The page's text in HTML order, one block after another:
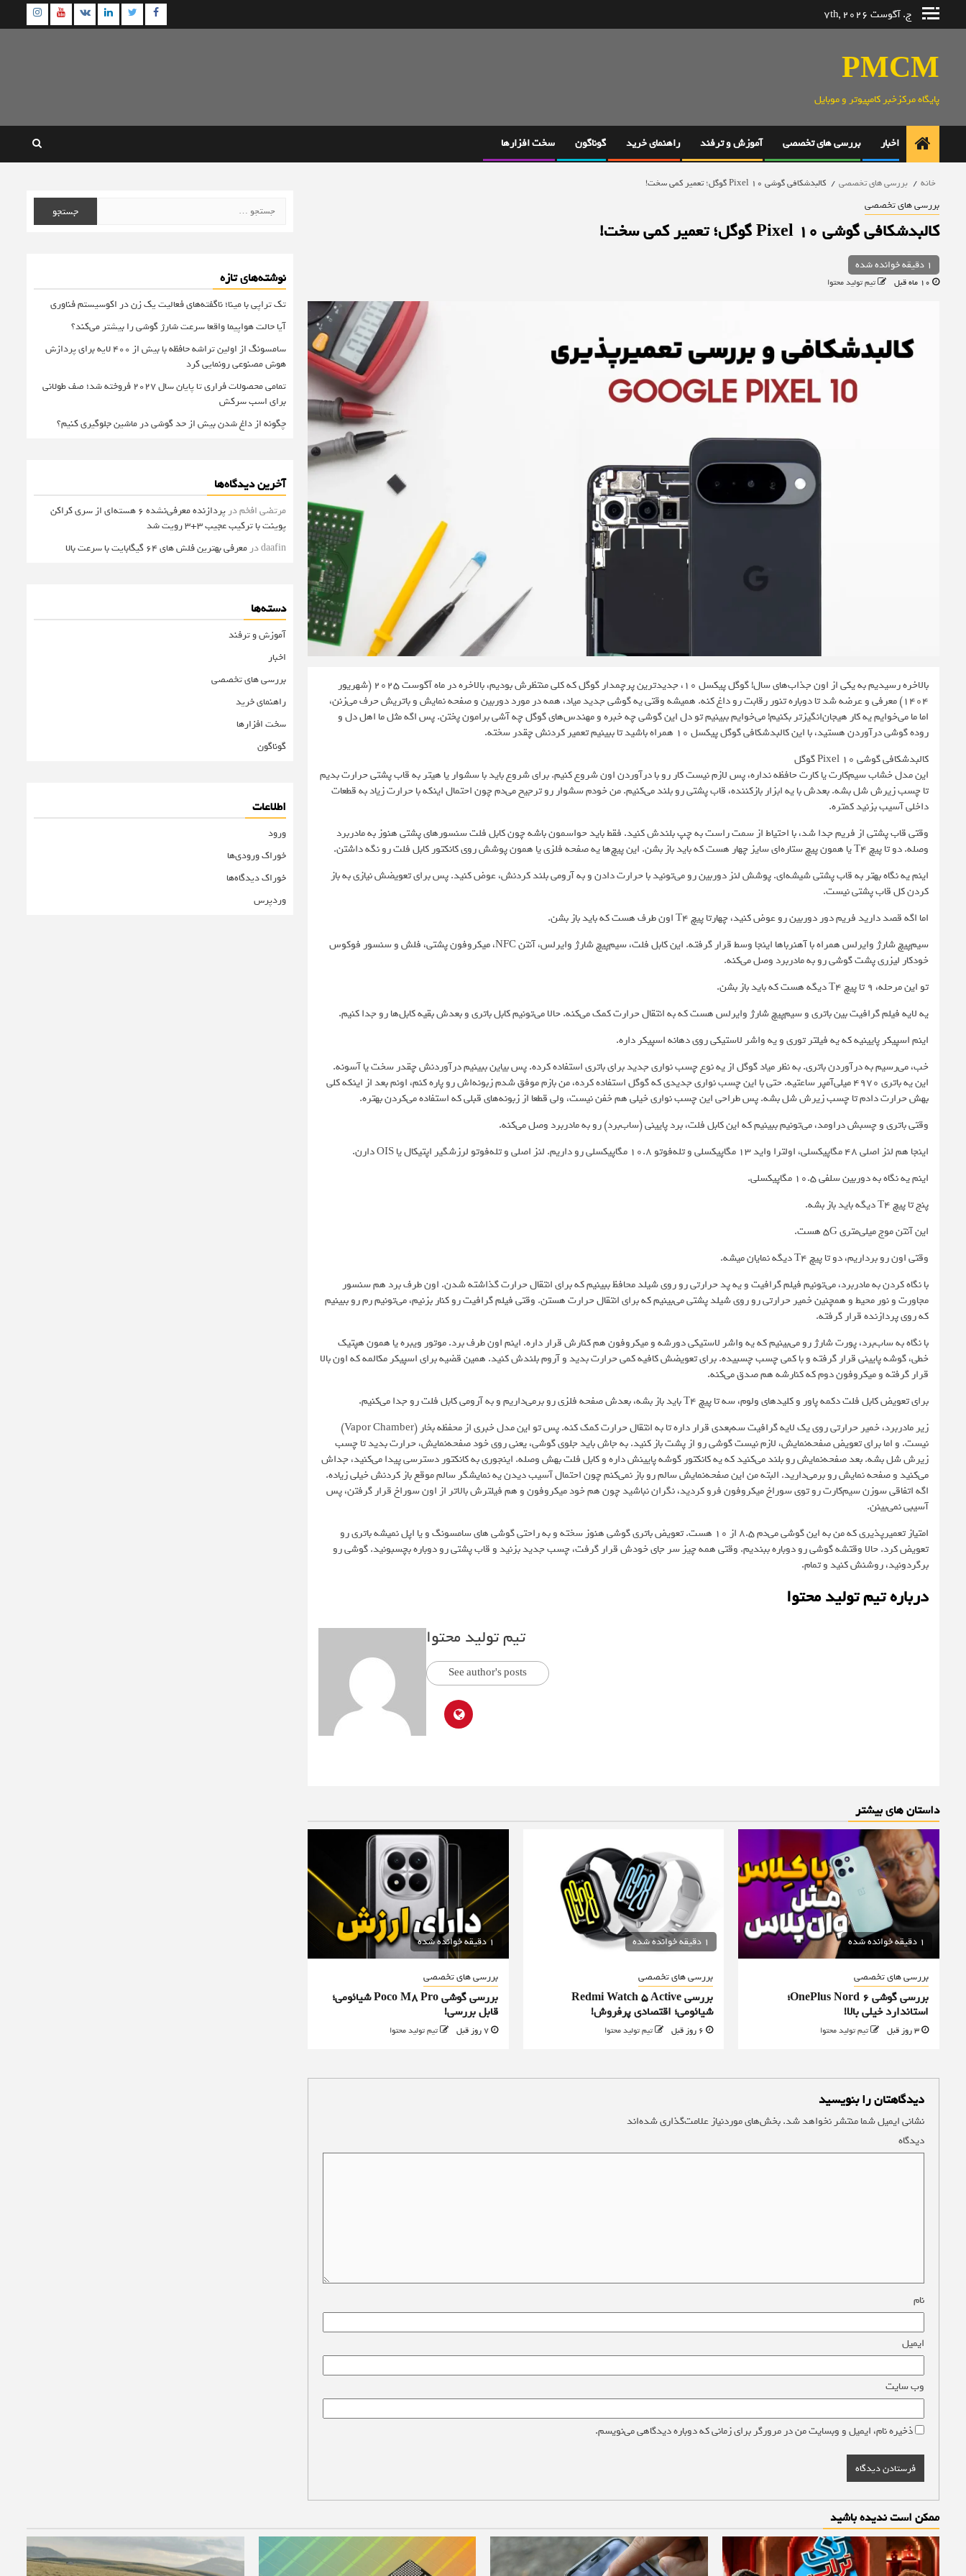
ج. آگوست 7th, 2026 Facebook
Twitter
Linkedin
VK
PMCM
پایگاه مرکزخبر کامپیوتر و موبایل
اخبار بررسی های تخصصی آموزش و ترفند راهنمای خرید گوناگون سخت افزارها
خانه بررسی های تخصصی کالبدشکافی گوشی Pixel 10 گوگل؛ تعمیر کمی سخت!
بررسی های تخصصی
کالبدشکافی گوشی Pixel 10 گوگل؛ تعمیر کمی سخت!
1 دقیقه خوانده شده
تیم تولید محتوا
بالاخره رسیدیم به یکی از اون جذاب‌های سال! گوگل پیکسل ۱۰، جدیدترین پرچمدار گوگل که کلی منتظرش بودیم، بالاخره در ماه آگوست ۲۰۲۵ (شهریور
۱۴۰۴) معرفی و عرضه شد تا دوباره تنور رقابت رو داغ کنه. همیشه وقتی یه گوشی جدید میاد، همه در مورد دوربین و صفحه‌ نمایش و باتریش حرف می‌زنن،
اما ما می‌خوایم یه کار هیجان‌انگیزتر بکنیم! می‌خوایم ببینیم تو دل این گوشی چه خبره و مهندس‌های گوگل چه آشی برامون پختن. پس اگه مثل ما اهل دل و
روده گوشی درآوردن هستید، با این کالبدشکافی گوگل پیکسل 10 همراه باشید تا ببینیم تعمیر کردنش چقدر سخته.
کالبدشکافی گوشی Pixel 10 گوگل
این مدل خشاب سیم‌کارت یا کارت حافظه نداره، پس لازم نیست کار رو با درآوردن اون شروع کنیم. برای شروع باید با سشوار یا هیتر به قاب پشتی حرارت بدیم
تا چسب زیرش شل بشه. بعدش با یه ابزار بازکننده، قاب پشتی رو بلند می‌کنیم. من خودم سشوار رو ترجیح می‌دم چون احتمال اینکه با حرارت زیاد به قطعات
داخلی آسیب بزنید کمتره.
وقتی قاب پشتی از فریم جدا شد، با احتیاط از سمت راست به چپ بلندش کنید. فقط باید حواسمون باشه چون کابل فلت سنسورهای پشتی هنوز به مادربرد
وصله. دو تا پیچ T4 یا همون پیچ ستاره‌ای سایز چهار هست که باید باز بشن. این پیچ‌ها یه صفحه فلزی یا همون پوشش روی کانکتور کابل فلت رو نگه داشتن.
اینم یه نگاه بهتر به قاب پشتی شیشه‌ای. پوشش لنز دوربین رو می‌تونید با حرارت دادن و به آرومی بلند کردنش، عوض کنید. پس برای تعویضش نیازی به باز
کردن کل قاب پشتی نیست.
اما اگه قصد دارید فریم دور دوربین رو عوض کنید، چهارتا پیچ T4 اون طرف هست که باید باز بشن.
سیم‌پیچ شارژ وایرلس همراه با آهنرباها اینجا وسط قرار گرفته. این کابل فلت، سیم‌پیچ شارژ وایرلس، آنتن NFC، میکروفون پشتی، فلش و سنسور فوکوس
خودکار لیزری پشت گوشی رو به مادربرد وصل می‌کنه.
تو این مرحله، ۹ تا پیچ T4 دیگه هست که باید باز بشن.
یه لایه فیلم گرافیت بین باتری و سیم‌پیچ شارژ وایرلس هست که به انتقال حرارت کمک می‌کنه. حالا می‌تونیم کابل باتری و بعدش بقیه کابل‌ها رو جدا کنیم.
اینم اسپیکر پایینیه که یه فیلتر توری و یه واشر لاستیکی روی دهانه اسپیکر داره.
خب، می‌رسیم به درآوردن باتری. به نظر میاد گوگل از یه نوع چسب نواری جدید برای باتری استفاده کرده. پس بیاین ببینیم درآوردنش چقدر سخت یا آسونه.
این یه باتری ۴۹۷۰ میلی‌آمپر ساعتیه. حتی با این چسب نواری جدیدی که گوگل استفاده کرده، من بازم موفق شدم زبونه‌اش رو پاره کنم، اونم بعد از اینکه کلی
بهش حرارت دادم تا چسب زیرش شل بشه. پس طراحی این چسب نواری خیلی هم خفن نیست، ولی قطعا از زبونه‌های قبلی که استفاده می‌کردن بهتره.
وقتی باتری و چسبش دراومد، می‌تونیم ببینیم که این کابل فلت، برد پایینی (ساب‌برد) رو به مادربرد وصل می‌کنه.
اینجا هم لنز اصلی ۴۸ مگاپیکسلی، اولترا واید ۱۳ مگاپیکسلی و تله‌فوتو ۱۰.۸ مگاپیکسلی رو داریم. لنز اصلی و تله‌فوتو لرزشگیر اپتیکال یا OIS دارن.
اینم یه نگاه به دوربین سلفی ۱۰.۵ مگاپیکسلی.
پنج تا پیچ T4 دیگه باید باز بشه.
این آنتن موج میلی‌متری 5G هست.
وقتی اون رو برداریم، دو تا پیچ T4 دیگه نمایان میشه.
با نگاه کردن به مادربرد، می‌تونیم فیلم گرافیت و یه پد حرارتی رو روی شیلد محافظ ببینیم که برای انتقال حرارت گذاشته شدن. اون طرف برد هم سنسور
مجاورت و نور محیط و همچنین خمیر حرارتی رو روی شیلد پشتی می‌بینیم که برای انتقال حرارت هستن. وقتی فیلم گرافیت رو کنار بزنیم، می‌تونیم رم رو ببینیم
که روی پردازنده قرار گرفته.
با نگاه به ساب‌برد، پورت شارژ رو می‌بینیم که یه واشر لاستیکی دورشه و میکروفون هم کنارش قرار داره. اینم اون طرف برد. موتور ویبره یا همون هپتیک
خطی، گوشه پایینی قرار گرفته و با کمی چسب چسبیده. برای تعویضش کافیه کمی حرارت بدید و آروم بلندش کنید. همین قضیه برای اسپیکر مکالمه که اون بالا
قرار گرفته و میکروفون دوم که کنارشه هم صدق می‌کنه.
برای تعویض کابل فلت دکمه پاور و کلیدهای ولوم، سه تا پیچ T4 باید باز بشه، بعدش صفحه فلزی رو برمی‌داریم و به آرومی کابل فلت رو جدا می‌کنیم.
زیر مادربرد، خمیر حرارتی روی یک لایه گرافیت سه‌بعدی قرار داره تا به انتقال حرارت کمک کنه. پس تو این مدل خبری از محفظه بخار (Vapor Chamber)
نیست. و اما برای تعویض صفحه‌نمایش، لازم نیست گوشی رو از پشت باز کنید. به جاش باید جلوی گوشی، یعنی روی خود صفحه‌نمایش، حرارت بدید تا چسب
زیرش شل بشه. بعد صفحه‌نمایش رو بلند می‌کنید که یه کانکتور گوشه پایینش داره و کابل فلت بهش وصله. اینجوری به کانکتور دسترسی پیدا می‌کنید، جداش
می‌کنید و صفحه‌ نمایش رو برمی‌دارید. البته من این صفحه‌نمایش سالم رو باز نمی‌کنم چون احتمال آسیب دیدن یه نمایشگر سالم موقع باز کردنش خیلی زیاده.
اگه اتفاقی سوزن سیم‌کارت رو توی سوراخ میکروفون فرو کردید، نگران نباشید چون هم خود میکروفون و هم فیلترش بالاتر از اون سوراخ قرار گرفتن، پس
آسیبی نمی‌بینن.
امتیاز تعمیرپذیری که من به این گوشی می‌دم ۸.۵ از ۱۰ هست. تعویض باتری گوشی هنوز سخته و به راحتی گوشی های سامسونگ و یا اپل نمیشه باتری رو
تعویض کرد. حالا وقتشه گوشی رو دوباره ببندیم. وقتی همه چیز سر جای خودش قرار گرفت، چسب جدید بزنید و قاب پشتی رو دوباره بچسبونید. گوشی رو
برگردونید، روشنش کنید و تمام.
درباره تیم تولید محتوا
تیم تولید محتوا
See author's posts
داستان های بیشتر
1 دقیقه خوانده شده
بررسی های تخصصی
بررسی گوشی OnePlus Nord 6؛
استاندارد خیلی بالا!
تیم تولید محتوا
1 دقیقه خوانده شده
بررسی های تخصصی
بررسی Redmi Watch 5 Active
شیائومی؛ اقتصادی پرفروش!
6 روز قبل تیم تولید محتوا
1 دقیقه خوانده شده
بررسی های تخصصی
بررسی گوشی Poco M8 Pro شیائومی؛
قابل بررسی!
7 روز قبل تیم تولید محتوا
دیدگاهتان را بنویسید
نشانی ایمیل شما منتشر نخواهد شد.بخش‌های موردنیاز علامت‌گذاری شده‌اند
دیدگاه
نام
ایمیل
وب‌ سایت
ذخیره نام، ایمیل و وبسایت من در مرورگر برای زمانی که دوباره دیدگاهی می‌نویسم.
برای:
نوشته‌های تازه
تک تراپی با مینا؛ ناگفته‌های فعالیت یک زن در اکوسیستم فناوری
آیا حالت هواپیما واقعا سرعت شارژ گوشی را بیشتر می‌کند؟
سامسونگ از اولین تراشه حافظه با بیش از ۴۰۰ لایه برای پردازش
هوش مصنوعی رونمایی کرد
تمامی محصولات فراری تا پایان سال ۲۰۲۷ فروخته شد؛ صف طولانی
برای اسب سرکش
چگونه از داغ شدن بیش از حد گوشی در ماشین جلوگیری کنیم؟
آخرین دیدگاه‌ها
مرتضی افخمدر
پردازنده معرفی‌نشده 6 هسته‌ای از سری کراکن
پوینت با ترکیب عجیب 3+3 رویت شد
daafinدر معرفی بهترین فلش های 64 گیگابایت با سرعت بالا
دسته‌ها
آموزش و ترفند
اخبار
بررسی های تخصصی
راهنمای خرید
سخت افزارها
گوناگون
اطلاعات
ورود
خوراک ورودی‌ها
خوراک دیدگاه‌ها
وردپرس
ممکن است ندیده باشید